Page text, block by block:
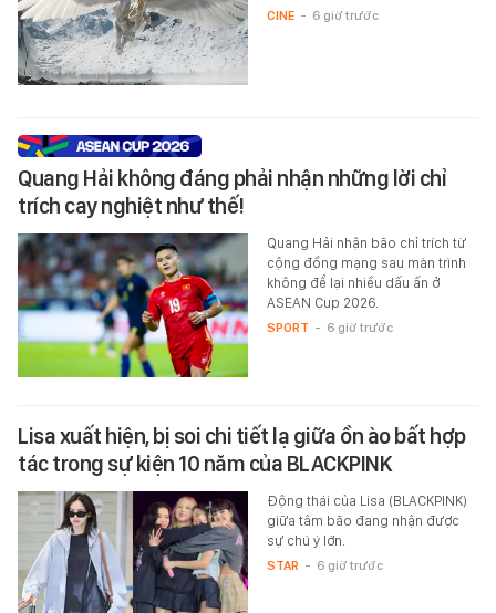
CINE - 6 giờ trước
Quang Hải không đáng phải nhận những lời chỉ
trích cay nghiệt như thế!
Quang Hải nhận bão chỉ trích từ
cộng đồng mạng sau màn trình
không để lại nhiều dấu ấn ở
ASEAN Cup 2026.
SPORT - 6 giờ trước
Lisa xuất hiện, bị soi chi tiết lạ giữa ồn ào bất hợp
tác trong sự kiện 10 năm của BLACKPINK
Động thái của Lisa (BLACKPINK)
giữa tâm bão đang nhận được
sự chú ý lớn.
STAR - 6 giờ trước